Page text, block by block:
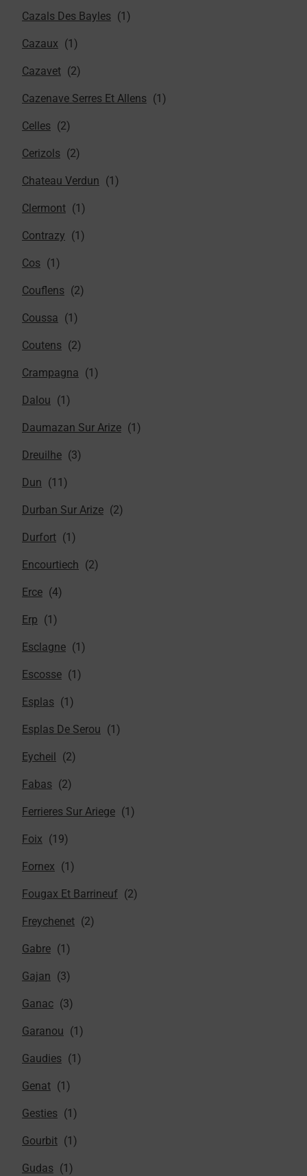
Cazals Des Bayles
Cazaux
Cazavet
Cazenave Serres Et Allens
Celles
Cerizols
Chateau Verdun
Clermont
Contrazy
Cos
Couflens
Coussa
Coutens
Crampagna
Dalou
Daumazan Sur Arize
Dreuilhe
Dun
Durban Sur Arize
Durfort
Encourtiech
Erce
Erp
Esclagne
Escosse
Esplas
Esplas De Serou
Eycheil
Fabas
Ferrieres Sur Ariege
Foix
Fornex
Fougax Et Barrineuf
Freychenet
Gabre
Gajan
Ganac
Garanou
Gaudies
Genat
Gesties
Gourbit
Gudas